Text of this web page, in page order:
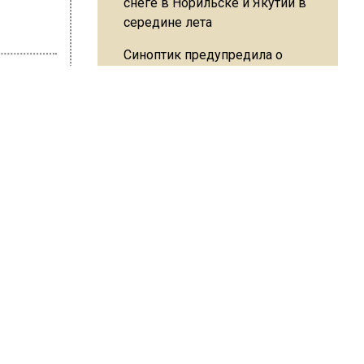
Синоптик предупредила о